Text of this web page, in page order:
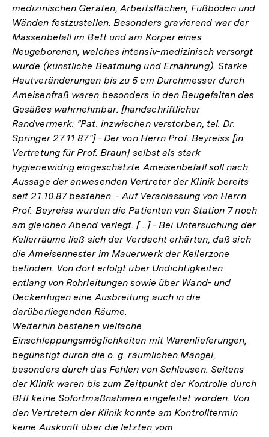
medizinischen Geräten, Arbeitsflächen, Fußböden und
Wänden festzustellen. Besonders gravierend war der
Massenbefall im Bett und am Körper eines
Neugeborenen, welches intensiv-medizinisch versorgt
wurde (künstliche Beatmung und Ernährung). Starke
Hautveränderungen bis zu 5 cm Durchmesser durch
Ameisenfraß waren besonders in den Beugefalten des
Gesäßes wahrnehmbar. [handschriftlicher
Randvermerk: "Pat. inzwischen verstorben, tel. Dr.
Springer 27.11.87"] - Der von Herrn Prof. Beyreiss [in
Vertretung für Prof. Braun] selbst als stark
hygienewidrig eingeschätzte Ameisenbefall soll nach
Aussage der anwesenden Vertreter der Klinik bereits
seit 21.10.87 bestehen. - Auf Veranlassung von Herrn
Prof. Beyreiss wurden die Patienten von Station 7 noch
am gleichen Abend verlegt. [...] - Bei Untersuchung der
Kellerräume ließ sich der Verdacht erhärten, daß sich
die Ameisennester im Mauerwerk der Kellerzone
befinden. Von dort erfolgt über Undichtigkeiten
entlang von Rohrleitungen sowie über Wand- und
Deckenfugen eine Ausbreitung auch in die
darüberliegenden Räume.
Weiterhin bestehen vielfache
Einschleppungsmöglichkeiten mit Warenlieferungen,
begünstigt durch die o. g. räumlichen Mängel,
besonders durch das Fehlen von Schleusen. Seitens
der Klinik waren bis zum Zeitpunkt der Kontrolle durch
BHI keine Sofortmaßnahmen eingeleitet worden. Von
den Vertretern der Klinik konnte am Kontrolltermin
keine Auskunft über die letzten vom